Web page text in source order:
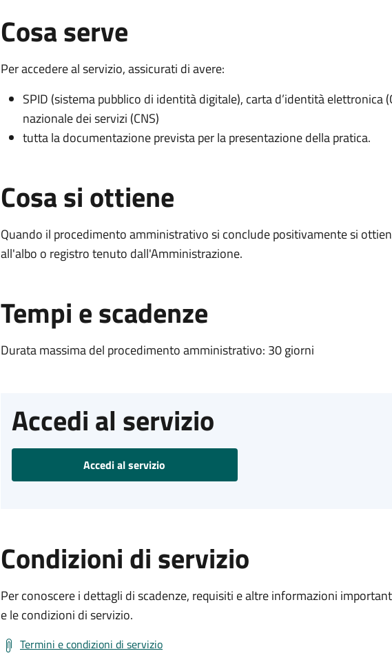
Cosa serve
Per accedere al servizio, assicurati di avere:
SPID (sistema pubblico di identità digitale), carta d’identità elettronica
nazionale dei servizi (CNS)
tutta la documentazione prevista per la presentazione della pratica.
Cosa si ottiene
Quando il procedimento amministrativo si conclude positivamente si
all'albo o registro tenuto dall'Amministrazione.
Tempi e scadenze
Durata massima del procedimento amministrativo: 30 giorni
Accedi al servizio
Accedi al servizio
Condizioni di servizio
Per conoscere i dettagli di scadenze, requisiti e altre informazioni
e le condizioni di servizio.
Termini e condizioni di servizio